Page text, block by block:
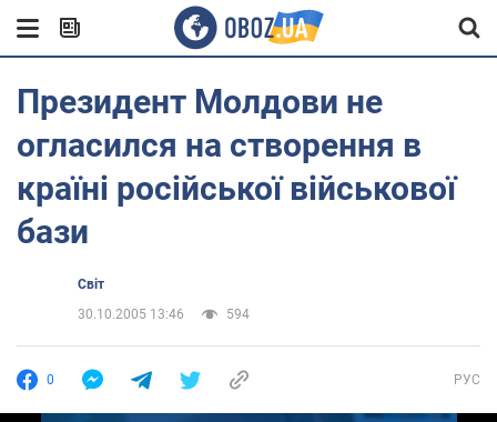
Президент Молдови не
огласился на створення в
країні російської військової
бази
Світ
30.10.2005 13:46
594
0 РУС